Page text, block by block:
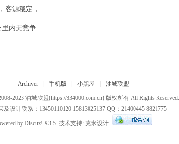
客源稳定， ...
内无竞争 ...
Archiver 手机版 小黑屋 油城联盟
2023 油城联盟(https://834000.com.cn) 版权所有 All Rights Reserved.
及设计联系：13450110120 15813025137 QQ：21400445 8821775
by Discuz! X3.5 技术支持: 克米设计